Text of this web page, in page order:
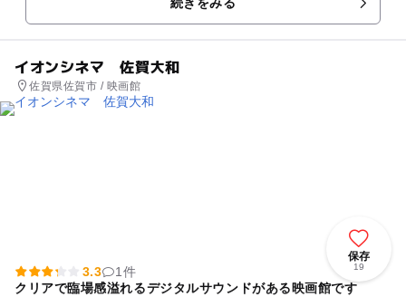
のお客様まで、みんなが楽し...
イオンシネマ 佐賀大和
佐賀県佐賀市 / 映画館
保存
19
3.3
1件
クリアで臨場感溢れるデジタルサウンドがある映画館です